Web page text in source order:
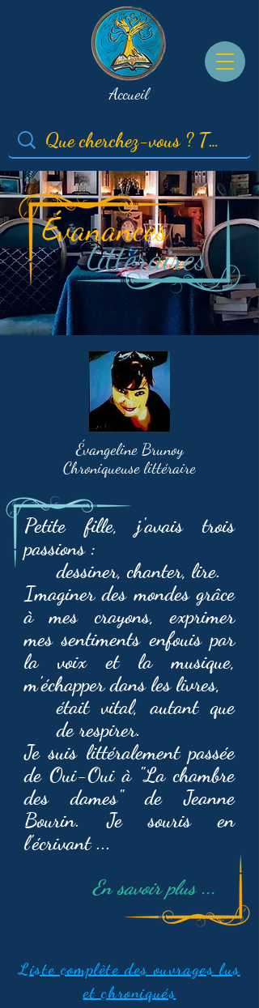
Accueil
Évanances
Littéraires
Évangeline Brunoy
Chroniqueuse littéraire
Petite fille, j'avais trois
passions :
dessiner, chanter, lire.
Imaginer des mondes grâce
à mes crayons, exprimer
mes sentiments enfouis par
la voix et la musique,
m'échapper dans les livres,
était vital, autant que
de respirer.
Je suis littéralement passée
de Oui-Oui à "La chambre
des dames" de Jeanne
Bourin. Je souris en
l'écrivant ...
En savoir plus ...
Liste complète des ouvrages lus
et chroniqués